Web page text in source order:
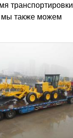
транспортировки
мы также можем